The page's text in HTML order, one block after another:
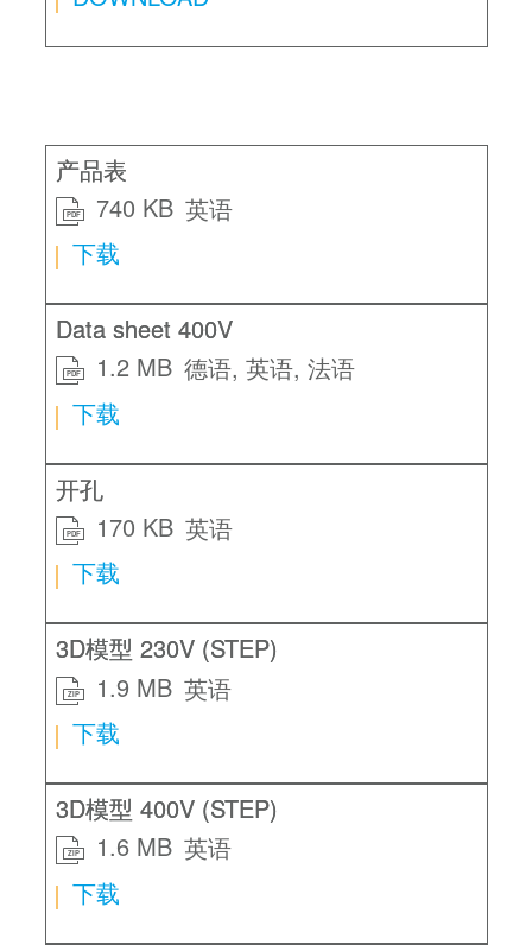
产品表
英语
PDF
740 KB
下载
Data sheet 400V
德语 英语 法语
PDF
1.2 MB
下载
开孔
英语
PDF
170 KB
下载
3D模型 230V (STEP)
英语
ZIP
1.9 MB
下载
3D模型 400V (STEP)
英语
ZIP
1.6 MB
下载